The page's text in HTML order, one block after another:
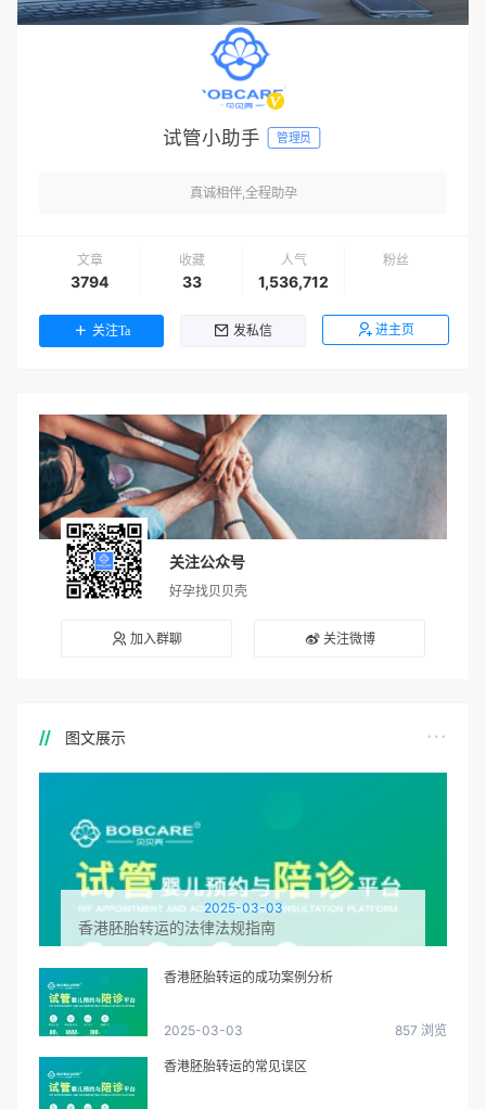
试管小助手 管理员
真诚相伴,全程助孕
文章
3794
收藏
33
人气
1,536,712
粉丝
关注Ta 发私信 进主页
关注公众号
好孕找贝贝壳
加入群聊 关注微博
图文展示
2025-03-03
香港胚胎转运的法律法规指南
香港胚胎转运的成功案例分析
2025-03-03 857 浏览
香港胚胎转运的常见误区